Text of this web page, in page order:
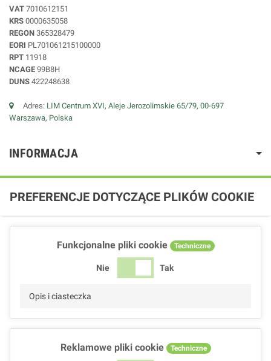
VAT 7010612151
KRS 0000635058
REGON 365328479
EORI PL701061215100000
RPT 11918
NCAGE 99B8H
DUNS 422248638
Adres: LIM Centrum XVI, Aleje Jerozolimskie 65/79, 00-697
Warszawa, Polska
INFORMACJA
PREFERENCJE DOTYCZĄCE PLIKÓW COOKIE
Funkcjonalne pliki cookie Techniczne
Nie Tak
Opis i ciasteczka
Reklamowe pliki cookie Techniczne